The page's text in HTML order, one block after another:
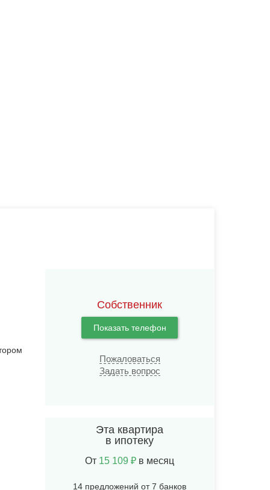
Собственник
Показать телефон
Пожаловаться
Задать вопрос
Эта квартира
в ипотеку
От 15 109 ₽ в месяц
14 предложений от 7 банков